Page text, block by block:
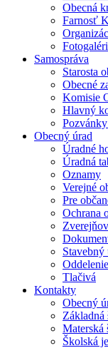
Obecná
Farnosť
Samospráva
Starosta
Obecné
Komisie
Hlavný
Obecný úrad
Úradné
Úradná
Oznamy
Verejné
Pre
Ochrana
Stavebný
Tlačivá
Kontakty
Obecný
Materská
Školská